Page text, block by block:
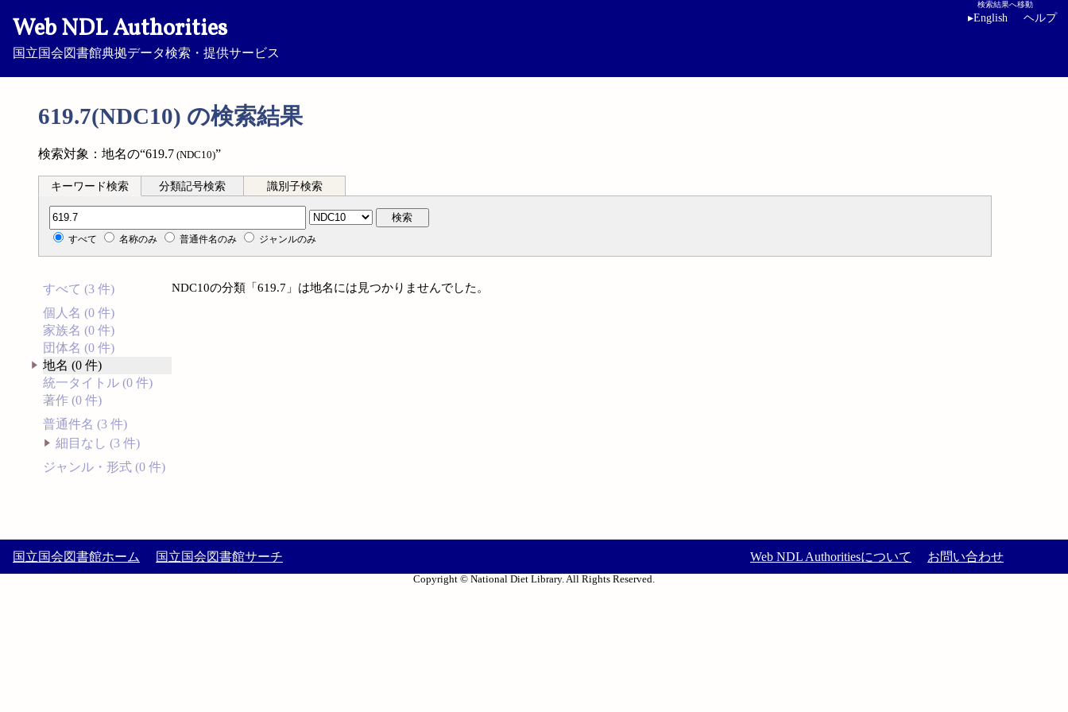
Web NDL Authorities
国立国会図書館典拠データ検索・提供サービス
検索結果へ移動
▸English ヘルプ
619.7(NDC10) の検索結果
検索対象：地名の“619.7 (NDC10)”
キーワード検索 分類記号検索 識別子検索
分類記号検索 検索
すべて 名称のみ 普通件名のみ ジャンルのみ
すべて (3 件)
個人名 (0 件)
家族名 (0 件)
団体名 (0 件)
地名 (0 件)
統一タイトル (0 件)
著作 (0 件)
普通件名 (3 件)
細目なし (3 件)
ジャンル・形式 (0 件)
NDC10の分類「619.7」は地名には見つかりませんでした。
国立国会図書館ホーム 国立国会図書館サーチ Web NDL Authoritiesについて お問い合わせ
Copyright © National Diet Library. All Rights Reserved.